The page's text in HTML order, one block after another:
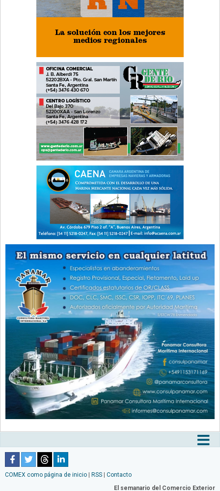
COMEX como página de inicio | RSS | Contacto
El semanario del Comercio Exterior